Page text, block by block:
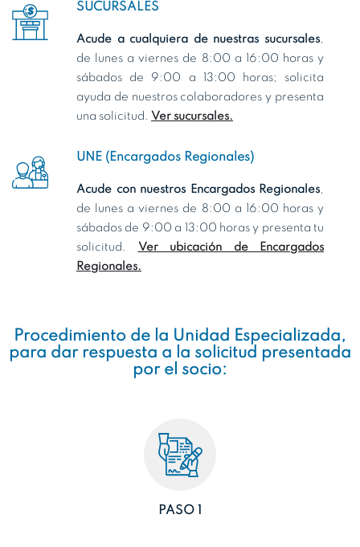
SUCURSALES
Acude a cualquiera de nuestras sucursales,
de lunes a viernes de 8:00 a 16:00 horas y
sábados de 9:00 a 13:00 horas; solicita
ayuda de nuestros colaboradores y presenta
una solicitud. Ver sucursales.
UNE (Encargados Regionales)
Acude con nuestros Encargados Regionales,
de lunes a viernes de 8:00 a 16:00 horas y
sábados de 9:00 a 13:00 horas y presenta tu
solicitud.
Ver ubicación de Encargados
Regionales.
Procedimiento de la Unidad Especializada,
para dar respuesta a la solicitud presentada
por el socio:
PASO 1